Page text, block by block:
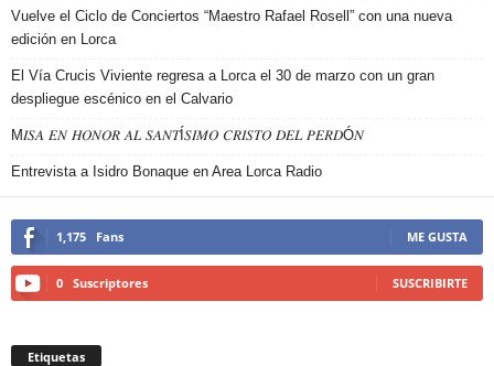
Vuelve el Ciclo de Conciertos “Maestro Rafael Rosell” con una nueva
edición en Lorca
El Vía Crucis Viviente regresa a Lorca el 30 de marzo con un gran
despliegue escénico en el Calvario
M𝐼𝑆𝐴 𝐸𝑁 𝐻𝑂𝑁𝑂𝑅 𝐴𝐿 𝑆𝐴𝑁𝑇Í𝑆𝐼𝑀𝑂 𝐶𝑅𝐼𝑆𝑇𝑂 𝐷𝐸𝐿 𝑃𝐸𝑅𝐷Ó𝑁
Entrevista a Isidro Bonaque en Area Lorca Radio
1,175 Fans ME GUSTA
0 Suscriptores SUSCRIBIRTE
Etiquetas